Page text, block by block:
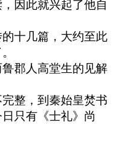
因此就兴起了他自
十几篇，大约至此
郡人高堂生的见解
完整，到秦始皇焚书
只有《士礼》尚